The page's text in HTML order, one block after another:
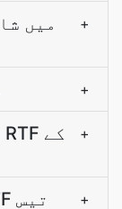
+
+
+
+